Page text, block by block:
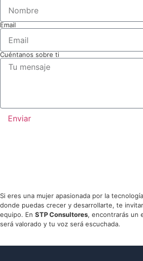
Email
Cuéntanos sobre ti
Enviar
Si eres una mujer apasionada por la
donde puedas crecer y desarrollarte, te
equipo. En STP Consultores, encontrarás un
será valorado y tu voz será escuchada.